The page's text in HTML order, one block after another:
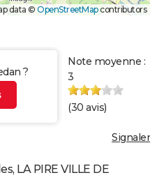
data ©OpenStreetMapcontributors
?
Note moyenne :
3
(30 avis)
Signaler
LA PIRE VILLE DE